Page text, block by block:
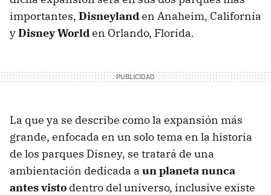
importantes, Disneylanden Anaheim, California
yDisney Worlden Orlando, Florida.
La que ya se describe como la expansión más
grande, enfocada en un solo tema en la historia
de los parques Disney, se tratará de una
ambientación dedicada a un planeta nunca
antes visto dentro del universo, inclusive existe